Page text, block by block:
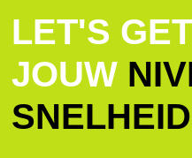
LET'S
JOUW